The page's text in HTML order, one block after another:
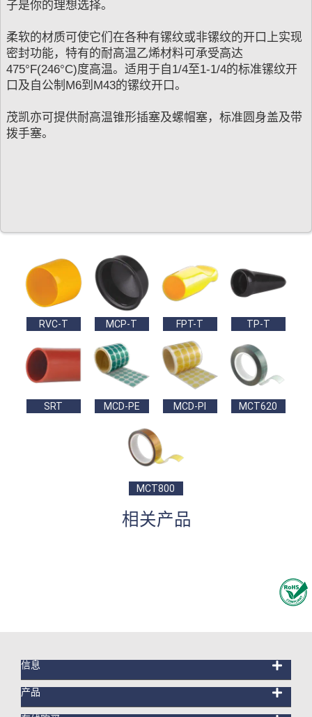
子是你的理想选择。
柔软的材质可使它们在各种有镙纹或非镙纹的开口上实现
密封功能，特有的耐高温乙烯材料可承受高达
475°F(246°C)度高温。适用于自1/4至1-1/4的标准镙纹开
口及自公制M6到M43的镙纹开口。
茂凯亦可提供耐高温锥形插塞及螺帽塞，标准圆身盖及带
拨手塞。 ​ ​
RVC-T MCP-T FPT-T TP-T
SRT MCD-PE MCD-PI MCT620
MCT800
相关产品
信息
产品